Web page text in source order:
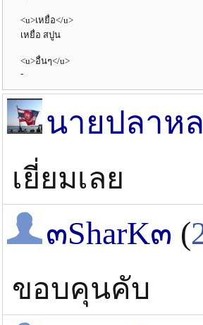
<u>เหยื่อ</u>
เหยื่อ สปูน
<u>อื่นๆ</u>
-
นายปลาห
เยี่ยมเลย
๓SharK๓ (
ขอบคุนคับ